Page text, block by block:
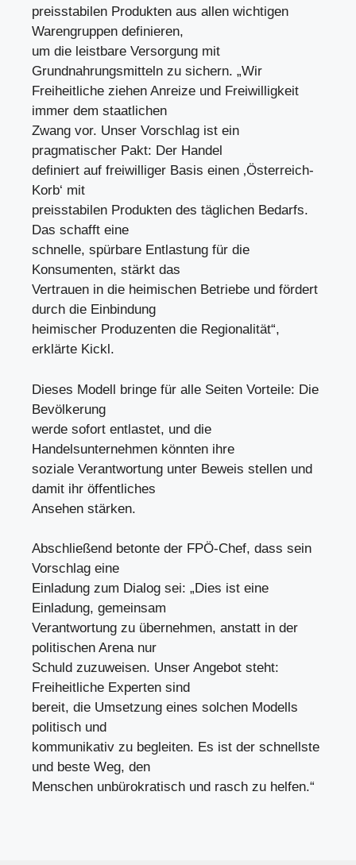
preisstabilen Produkten aus allen wichtigen
Warengruppen definieren,
um die leistbare Versorgung mit
Grundnahrungsmitteln zu sichern. „Wir
Freiheitliche ziehen Anreize und Freiwilligkeit
immer dem staatlichen
Zwang vor. Unser Vorschlag ist ein
pragmatischer Pakt: Der Handel
definiert auf freiwilliger Basis einen ‚Österreich-
Korb‘ mit
preisstabilen Produkten des täglichen Bedarfs.
Das schafft eine
schnelle, spürbare Entlastung für die
Konsumenten, stärkt das
Vertrauen in die heimischen Betriebe und fördert
durch die Einbindung
heimischer Produzenten die Regionalität“,
erklärte Kickl.
Dieses Modell bringe für alle Seiten Vorteile: Die
Bevölkerung
werde sofort entlastet, und die
Handelsunternehmen könnten ihre
soziale Verantwortung unter Beweis stellen und
damit ihr öffentliches
Ansehen stärken.
Abschließend betonte der FPÖ-Chef, dass sein
Vorschlag eine
Einladung zum Dialog sei: „Dies ist eine
Einladung, gemeinsam
Verantwortung zu übernehmen, anstatt in der
politischen Arena nur
Schuld zuzuweisen. Unser Angebot steht:
Freiheitliche Experten sind
bereit, die Umsetzung eines solchen Modells
politisch und
kommunikativ zu begleiten. Es ist der schnellste
und beste Weg, den
Menschen unbürokratisch und rasch zu helfen.“